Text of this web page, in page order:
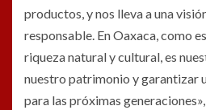
productos, y nos lleva a una
responsable. En Oaxaca, como
riqueza natural y cultural, es
nuestro patrimonio y garantizar
para las próximas